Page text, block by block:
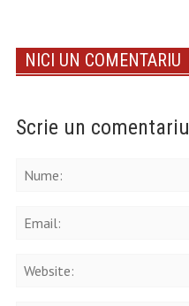
NICI UN COMENTARIU
Scrie un comentariu